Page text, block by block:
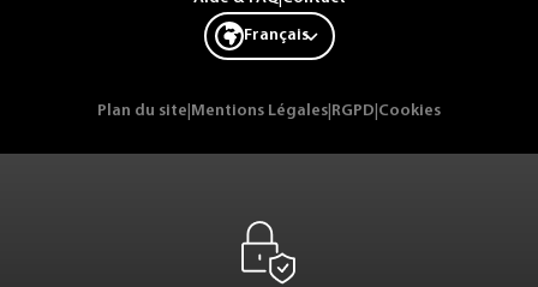
Français
Plan du site Mentions Légales RGPD Cookies